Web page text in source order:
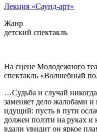
Лекция «Саунд-арт»
Жанр
детский спектакль
На сцене Молодежного
спектакль «Волшебный
…Судьба и случай
заменяет дело жалобами
идущий: пусть в пути
должен ползти на руках и
вдали увидит он яркое